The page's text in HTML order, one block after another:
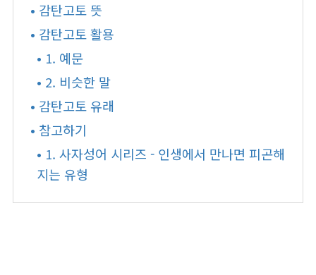
• 감탄고토 뜻
• 감탄고토 활용
• 1. 예문
• 2. 비슷한 말
• 감탄고토 유래
• 참고하기
• 1. 사자성어 시리즈 - 인생에서 만나면 피곤해
지는 유형